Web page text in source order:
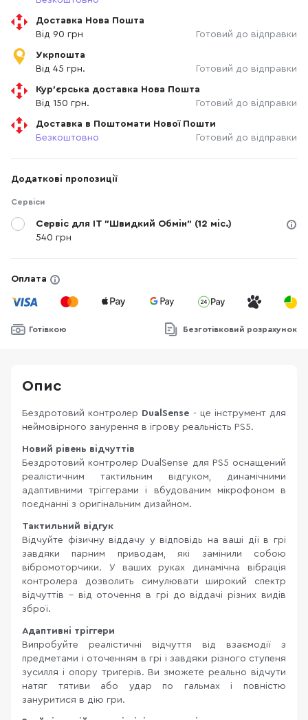
Доставка Нова Пошта
Від 90 грн
Готовий до відправки
Укрпошта
Від 45 грн.
Готовий до відправки
Кур'єрська доставка Нова Пошта
Від 150 грн.
Готовий до відправки
Доставка в Поштомати Нової Пошти
Безкоштовно
Готовий до відправки
Додаткові пропозиції
Сервіси
Сервіс для IT "Швидкий Обмін" (12 міс.)
540 грн
Оплата
Готівкою Безготівковий розрахунок
Опис
Бездротовий контролер DualSense - це інструмент для
неймовірного занурення в ігрову реальність PS5.
Новий рівень відчуттів
Бездротовий контролер DualSense для PS5 оснащений
реалістичним тактильним відгуком, динамічними
адаптивними тріггерами і вбудованим мікрофоном в
поєднанні з оригінальним дизайном.
Тактильний відгук
Відчуйте фізичну віддачу у відповідь на ваші дії в грі
завдяки парним приводам, які замінили собою
вібромоторчики. У ваших руках динамічна вібрація
контролера дозволить симулювати широкий спектр
відчуттів - від оточення в грі до віддачі різних видів
зброї.
Адаптивні тріггери
Випробуйте реалістичні відчуття від взаємодії з
предметами і оточенням в грі і завдяки різного ступеня
зусилля і опору тригерів. Ви зможете реально відчути
натяг тятиви або удар по гальмах і повністю
зануритися в дію гри.